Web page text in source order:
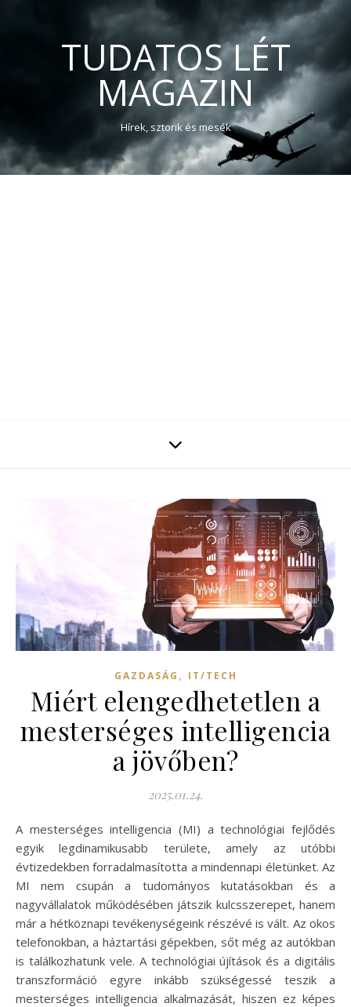
TUDATOS LÉT
MAGAZIN
Hírek, sztorik és mesék
GAZDASÁG , IT/TECH
Miért elengedhetetlen a
mesterséges intelligencia
a jövőben?
2025.01.24.
A mesterséges intelligencia (MI) a technológiai fejlődés
egyik legdinamikusabb területe, amely az utóbbi
évtizedekben forradalmasította a mindennapi életünket. Az
MI nem csupán a tudományos kutatásokban és a
nagyvállalatok működésében játszik kulcsszerepet, hanem
már a hétköznapi tevékenységeink részévé is vált. Az okos
telefonokban, a háztartási gépekben, sőt még az autókban
is találkozhatunk vele. A technológiai újítások és a digitális
transzformáció egyre inkább szükségessé teszik a
mesterséges intelligencia alkalmazását, hiszen ez képes